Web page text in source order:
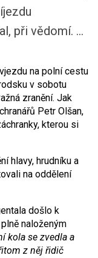
při vědomí. ...
na polní cestu
v sobotu
zranění. Jak
Petr Olšan,
kterou si
hlavy, hrudníku a
na oddělení
došlo k
naloženým
kola se zvedla a
z něj řidič